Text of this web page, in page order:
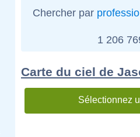
Chercher par
1 206
Carte du ciel de
Sélectionnez